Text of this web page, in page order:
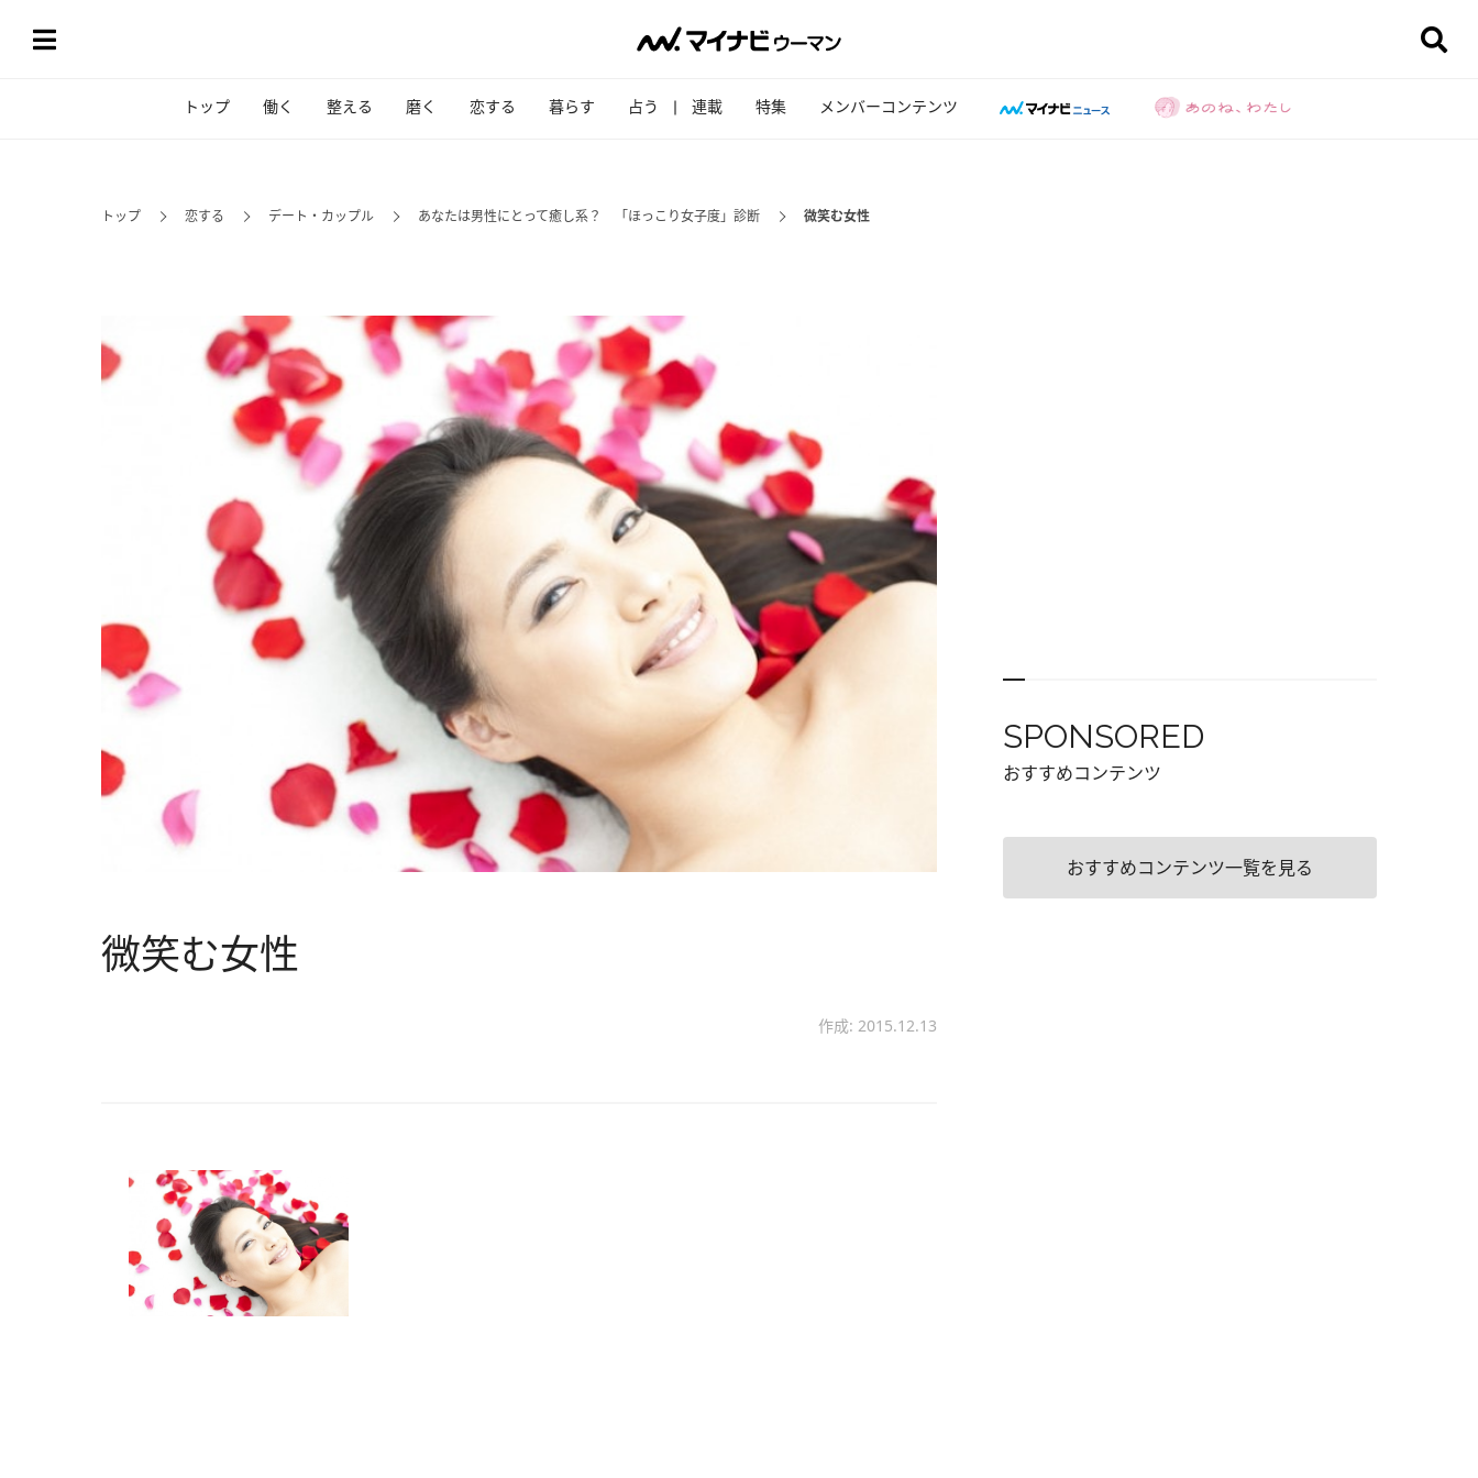
トップ 働く 整える 磨く 恋する 暮らす 占う 連載 特集 メンバーコンテンツ
トップ 恋する デート・カップル あなたは男性にとって癒し系？ 「ほっこり女子度」診断 微笑む女性
微笑む女性
作成: 2015.12.13
SPONSORED
おすすめコンテンツ
おすすめコンテンツ一覧を見る